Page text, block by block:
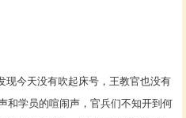
今天没有吹起床号，王教官也没有
和学员的喧闹声，官兵们不知开到何